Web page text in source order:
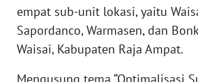
empat sub-unit lokasi, yaitu
Sapordanco, Warmasen, dan
Waisai, Kabupaten Raja Ampat.
PAPUA
WN